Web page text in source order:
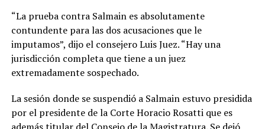
“La prueba contra Salmain es absolutamente
contundente para las dos acusaciones que le
imputamos”, dijo el consejero Luis Juez. “Hay una
jurisdicción completa que tiene a un juez
extremadamente sospechado.
La sesión donde se suspendió a Salmain estuvo presidida
por el presidente de la Corte Horacio Rosatti que es